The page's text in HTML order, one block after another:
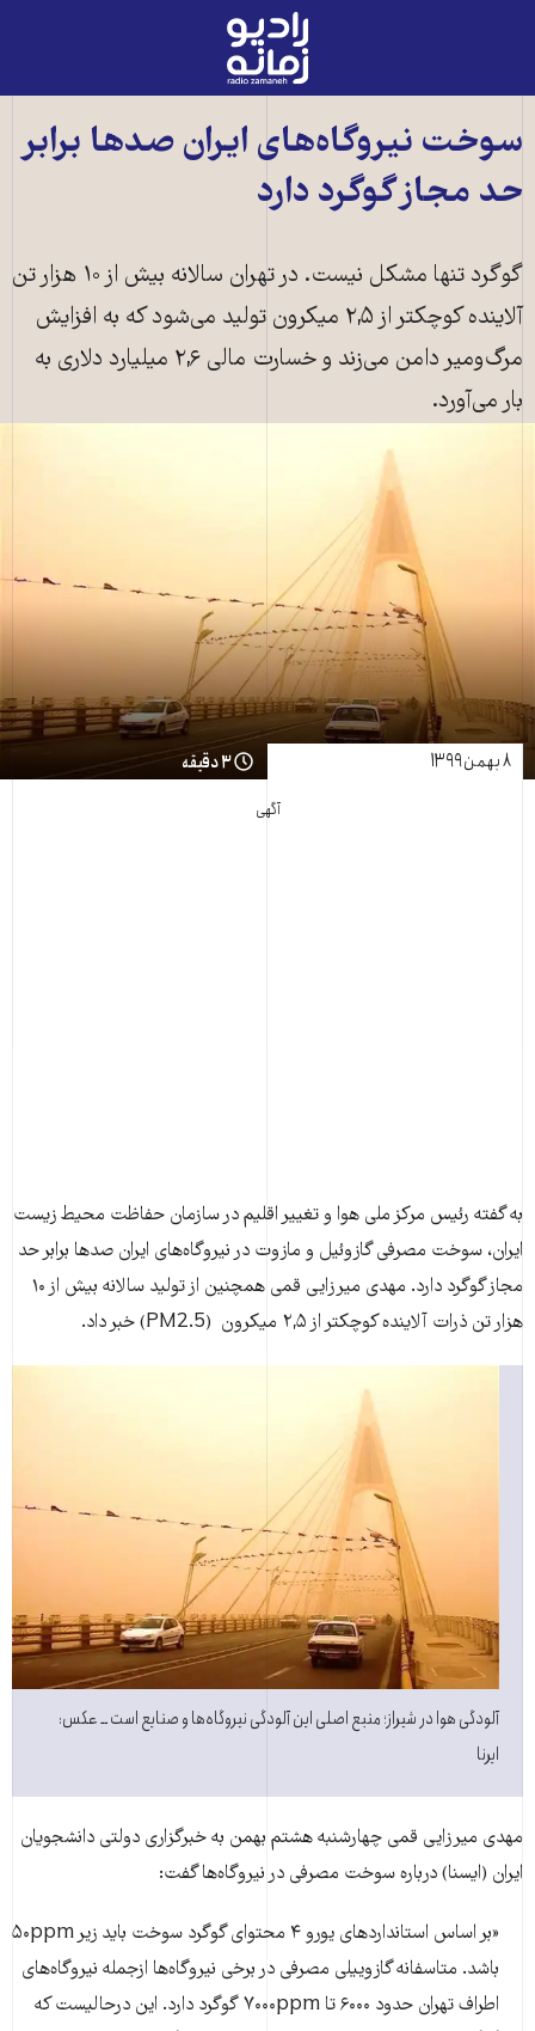
رادیو
زمانه
اصلی
سوخت نیروگاه‌های ایران صدها برابر
حد مجاز گوگرد دارد
گوگرد تنها مشکل نیست. در تهران سالانه بیش از ۱۰ هزار تن
آلاینده کوچکتر از ۲,۵ میکرون تولید می‌شود که به افزایش
مرگ‌و‌میر دامن می‌زند و خسارت مالی ۲,۶ میلیارد دلاری به
بار می‌آورد.
۸ بهمن ۱۳۹۹ ۳ دقیقه
آگهی
به گفته رئیس مرکز ملی هوا و تغییر اقلیم در سازمان حفاظت محیط زیست
ایران، سوخت مصرفی گازوئیل و مازوت در نیروگاه‌های ایران صدها برابر حد
مجاز گوگرد دارد. مهدی میرزایی قمی همچنین از تولید سالانه بیش از ۱۰
هزار تن ذرات آلاینده کوچکتر از ۲,۵ میکرون (PM2.5) خبر داد.
آلودگی هوا در شیراز؛ منبع اصلی این آلودگی نیروگاه‌ها و صنایع است ــ عکس:
ایرنا
مهدی میرزایی قمی چهارشنبه هشتم بهمن به خبرگزاری دولتی دانشجویان
ایران (ایسنا) درباره سوخت مصرفی در نیروگاه‌ها گفت:
«بر اساس استانداردهای یورو ۴ محتوای گوگرد سوخت باید زیر ۵۰ppm
باشد. متاسفانه گازوییلی مصرفی در برخی نیروگاه‌ها ازجمله نیروگاه‌های
اطراف تهران حدود ۶۰۰۰ تا ۷۰۰۰ppm گوگرد دارد. این درحالیست که